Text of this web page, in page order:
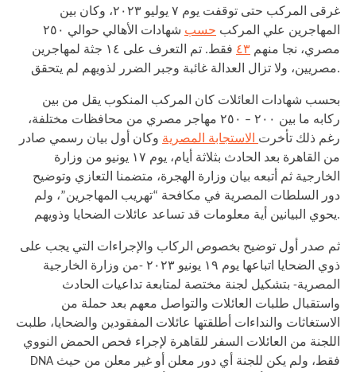
غرقى المركب حتى توقفت يوم ٧ يوليو ٢٠٢٣، وكان بين
المهاجرين علي المركب حسب
شهادات الأهالي حوالي ٢٥٠
مصري، نجا منهم ٤٣
فقط. تم التعرف على ١٤ جثة لمهاجرين
مصريين، ولا تزال العدالة غائبة وجبر الضرر لذويهم لم يتحقق.
بحسب شهادات العائلات كان المركب المنكوب يقل من بين
ركابه ما بين ٢٠٠ – ٢٥٠ مهاجر مصري من محافظات مختلفة،
رغم ذلك تأخرت الاستجابة المصرية وكان أول بيان رسمي صادر
من القاهرة بعد الحادث بثلاثة أيام، يوم ١٧ يونيو من وزارة
الخارجية ثم أتبعه بيان وزارة الهجرة، متضمنا التعازي وتوضيح
دور السلطات المصرية في مكافحة “تهريب المهاجرين”، ولم
يحوي البيانين أية معلومات قد تساعد عائلات الضحايا وذويهم.
ثم صدر أول توضيح بخصوص الركاب والإجراءات التي يجب على
ذوي الضحايا اتباعها يوم ١٩ يونيو ٢٠٢٣ -من وزارة الخارجية
المصرية- بتشكيل لجنة مختصة لمتابعة تداعيات الحادث
واستقبال طلبات العائلات والتواصل معهم بعد حملة من
الاستغاثات والنداءات أطلقتها عائلات المفقودين والضحايا، طلبت
اللجنة من العائلات السفر للقاهرة لإجراء فحص الحمض النووي
DNA فقط، ولم يكن للجنة أي دور معلن أو غير معلن من حيث